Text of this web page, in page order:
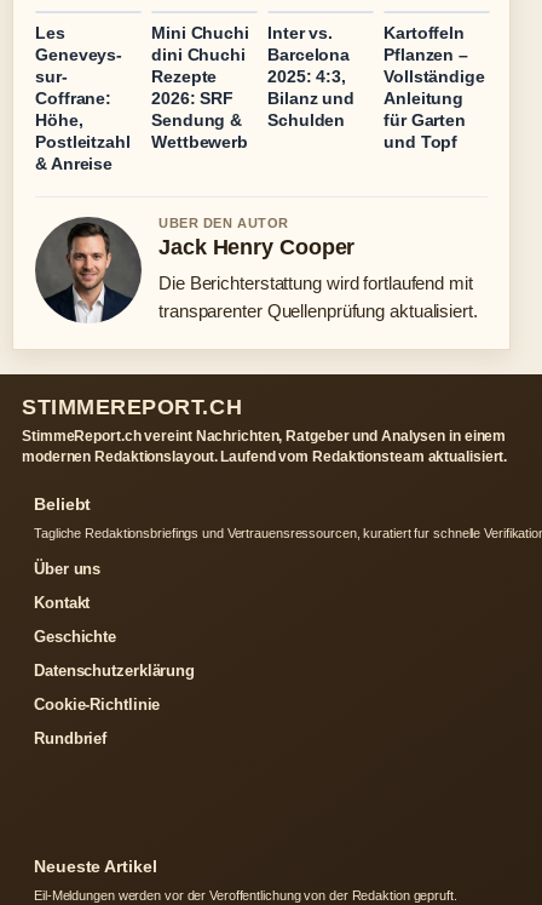
Les
Geneveys-
sur-
Coffrane:
Höhe,
Postleitzahl
& Anreise
Mini Chuchi
dini Chuchi
Rezepte
2026: SRF
Sendung &
Wettbewerb
Inter vs.
Barcelona
2025: 4:3,
Bilanz und
Schulden
Kartoffeln
Pflanzen –
Vollständige
Anleitung
für Garten
und Topf
UBER DEN AUTOR
Jack Henry Cooper
Die Berichterstattung wird fortlaufend mit
transparenter Quellenprüfung aktualisiert.
STIMMEREPORT.CH
StimmeReport.ch vereint Nachrichten, Ratgeber und Analysen in einem
modernen Redaktionslayout. Laufend vom Redaktionsteam aktualisiert.
Beliebt
Tagliche Redaktionsbriefings und Vertrauensressourcen, kuratiert fur schnelle
Über uns
Kontakt
Geschichte
Datenschutzerklärung
Cookie-Richtlinie
Rundbrief
Neueste Artikel
Eil-Meldungen werden vor der Veroffentlichung von der Redaktion gepruft.